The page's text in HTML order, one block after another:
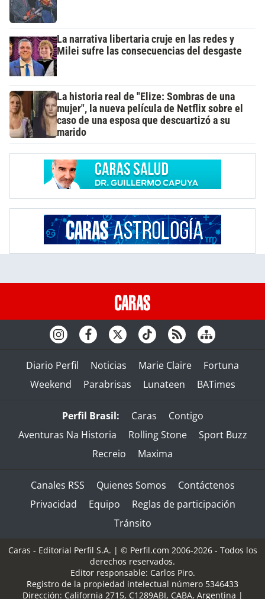
La narrativa libertaria cruje en las redes y
Milei sufre las consecuencias del desgaste
La historia real de "Elize: Sombras de una
mujer", la nueva película de Netflix sobre el
caso de una esposa que descuartizó a su
marido
Diario Perfil Noticias Marie Claire
Fortuna
Weekend
Parabrisas Lunateen BATimes
Perfil Brasil: Caras
Contigo
Aventuras Na Historia
Rolling Stone
Sport Buzz
Recreio
Maxima
Canales RSS Quienes Somos
Contáctenos
Privacidad
Equipo
Reglas de participación
Tránsito
Caras - Editorial Perfil S.A. | © Perfil.com 2006-2026 - Todos los
derechos reservados.
Editor responsable: Carlos Piro.
Registro de la propiedad intelectual número 5346433
Dirección: California 2715, C1289ABI, CABA, Argentina |